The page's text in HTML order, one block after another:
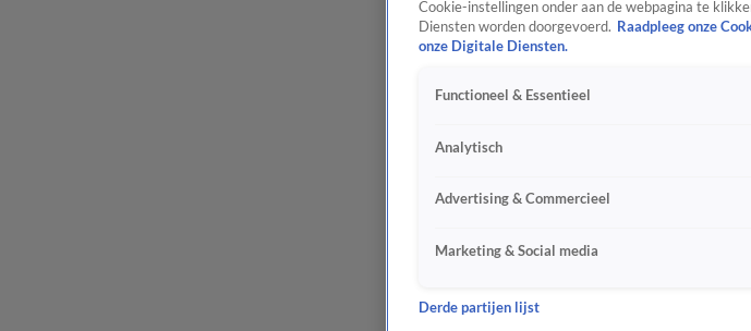
Cookie-instellingen onder aan de webpagina te
Diensten worden doorgevoerd. Raadpleeg onze
onze Digitale Diensten.
Functioneel & Essentieel
Analytisch
Advertising & Commercieel
Marketing & Social media
Derde partijen lijst